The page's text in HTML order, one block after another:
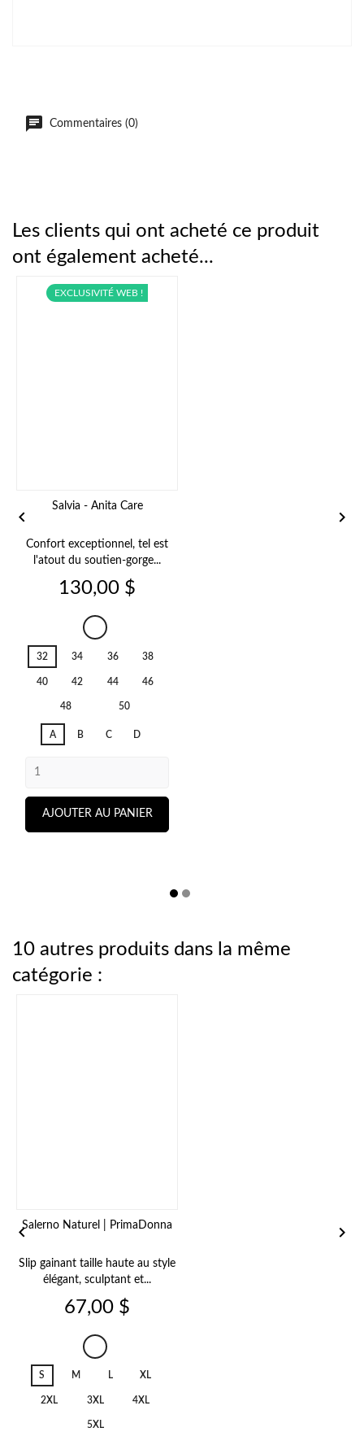
Commentaires (0)
Les clients qui ont acheté ce produit
ont également acheté...
Salvia - Anita Care
Confort exceptionnel, tel est
l'atout du soutien-gorge...
Prix
130,00 $
Champagne
32
34 36 38
40 42 44 46
48 50
A B C D
AJOUTER AU PANIER
EXCLUSIVITÉ WEB !
 
10 autres produits dans la même
catégorie :
Salerno Naturel | PrimaDonna
Slip gainant taille haute au style
élégant, sculptant et...
Prix
67,00 $
Salerno
S
M L XL
2XL 3XL 4XL
5XL
 